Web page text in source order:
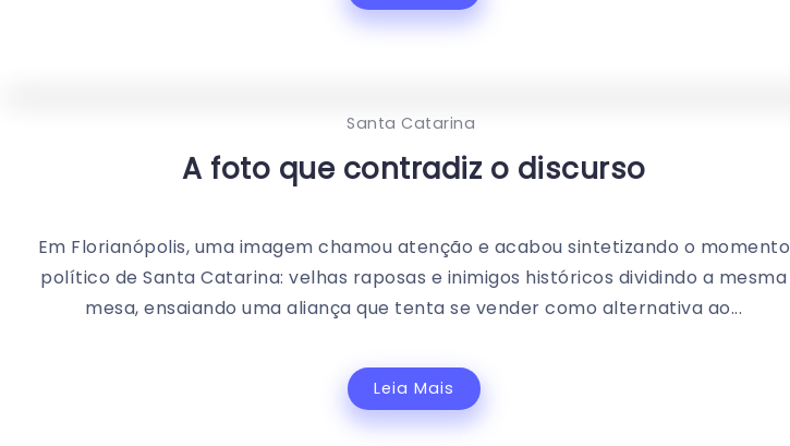
Santa Catarina
A foto que contradiz o discurso
Em Florianópolis, uma imagem chamou atenção e acabou sintetizando o momento
político de Santa Catarina: velhas raposas e inimigos históricos dividindo a mesma
mesa, ensaiando uma aliança que tenta se vender como alternativa ao...
Leia Mais